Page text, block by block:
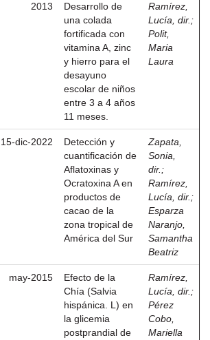
2013
Desarrollo de
una colada
fortificada con
vitamina A, zinc
y hierro para el
desayuno
escolar de niños
entre 3 a 4 años
11 meses.
Ramírez,
Lucía, dir. ;
Polit,
Maria
Laura
15-dic-2022
Detección y
cuantificación de
Aflatoxinas y
Ocratoxina A en
productos de
cacao de la
zona tropical de
América del Sur
Zapata,
Sonia,
dir. ;
Ramírez,
Lucía, dir. ;
Esparza
Naranjo,
Samantha
Beatriz
may-2015
Efecto de la
Chía (Salvia
hispánica. L) en
la glicemia
postprandial de
Ramírez,
Lucía, dir. ;
Pérez
Cobo,
Mariella